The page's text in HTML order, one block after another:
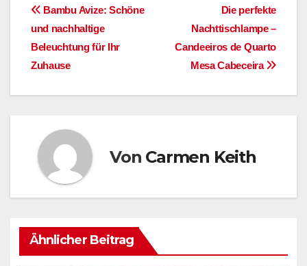
BeitragsnavigationDie perfekte
Nachttischlampe –
Candeeiros de Quarto
Mesa Cabeceira
Bambu Avize: Schöne
und nachhaltige
Beleuchtung für Ihr
Zuhause
Von Carmen Keith
Ähnlicher Beitrag